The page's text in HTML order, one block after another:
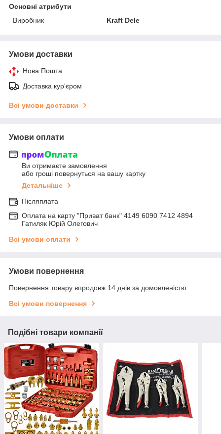
Основні атрибути
Виробник
Kraft Dele
Умови доставки
Нова Пошта
Доставка кур'єром
Всі умови доставки
Умови оплати
Ви отримаєте замовлення
або гроші повернуться на вашу картку
Детальніше
Післяплата
Оплата на карту "Приват банк" 4149 6090 7412 4894
Гатиляк Юрій Олегович
Всі умови оплати
Умови повернення
Повернення товару впродовж 14 днів за домовленістю
Всі умови повернення
Подібні товари компанії